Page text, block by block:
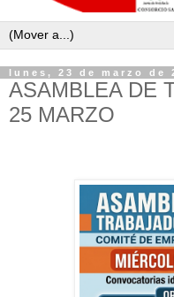
lunes, 23 de marzo de
ASAMBLEA DE
25 MARZO